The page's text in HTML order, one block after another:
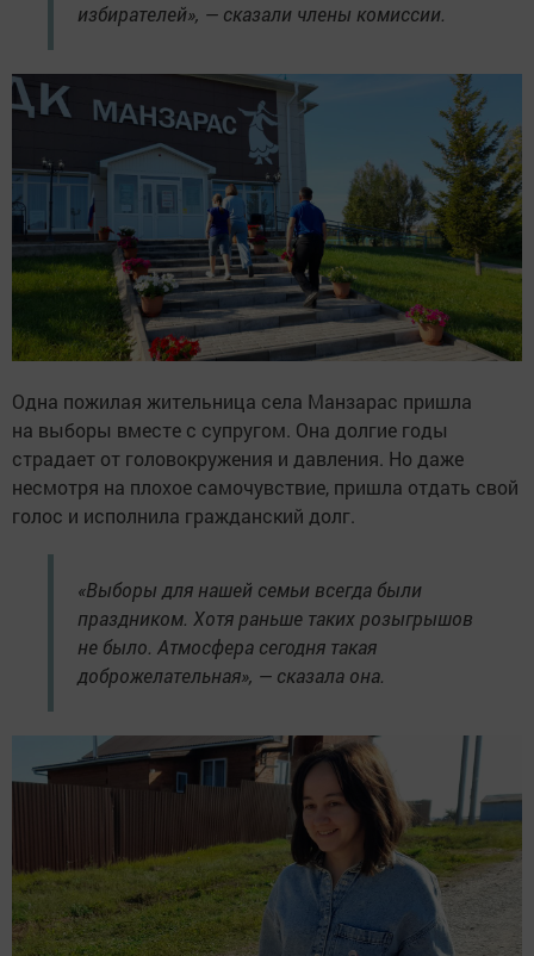
избирателей», — сказали члены комиссии.
Одна пожилая жительница села Манзарас пришла
на выборы вместе с супругом. Она долгие годы
страдает от головокружения и давления. Но даже
несмотря на плохое самочувствие, пришла отдать свой
голос и исполнила гражданский долг.
«Выборы для нашей семьи всегда были
праздником. Хотя раньше таких розыгрышов
не было. Атмосфера сегодня такая
доброжелательная», — сказала она.